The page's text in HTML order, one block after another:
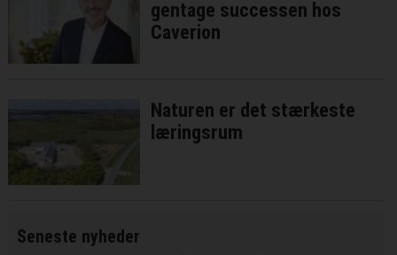
gentage successen hos
Caverion
Naturen er det stærkeste
læringsrum
Seneste nyheder